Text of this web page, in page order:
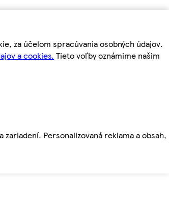
za účelom spracúvania osobných údajov.
a cookies. Tieto voľby oznámime našim
Personalizovaná reklama a obsah,